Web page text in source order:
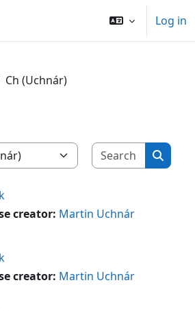
Log in
Ch (Uchnár)
Search
creator: Martin Uchnár
creator: Martin Uchnár